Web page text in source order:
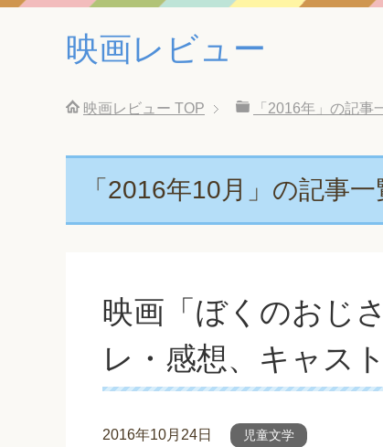
映画レビュー
映画レビュー TOP 「2016年」の記事
「2016年10月」の記事一
映画「ぼくのおじ
レ・感想、キャス
2016年10月24日 児童文学